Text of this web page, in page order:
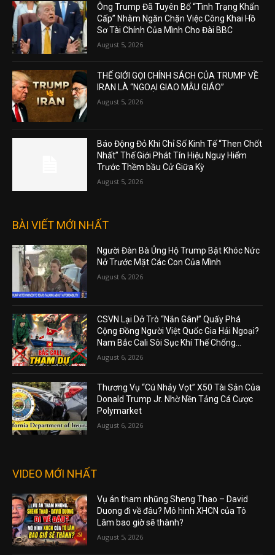
Ông Trump Đã Tuyên Bố “Tình Trạng Khẩn
Cấp” Nhằm Ngăn Chặn Việc Công Khai Hồ
Sơ Tài Chính Của Mình Cho Đài BBC
August 5, 2026
THẾ GIỚI GỌI CHÍNH SÁCH CỦA TRUMP VỀ
IRAN LÀ “NGOẠI GIAO MẪU GIÁO”
August 5, 2026
Báo Động Đỏ Khi Chỉ Số Kinh Tế “Then Chốt
Nhất” Thế Giới Phát Tín Hiệu Nguy Hiểm
Trước Thềm bầu Cử Giữa Kỳ
August 5, 2026
BÀI VIẾT MỚI NHẤT
Người Đàn Bà Ủng Hộ Trump Bật Khóc Nức
Nở Trước Mặt Các Con Của Mình
August 6, 2026
CSVN Lại Dở Trò “Nắn Gân!” Quấy Phá
Cộng Đồng Người Việt Quốc Gia Hải Ngoại?
Nam Bắc Cali Sôi Sục Khí Thế Chống...
August 6, 2026
Thương Vụ “Cú Nhảy Vọt” X50 Tài Sản Của
Donald Trump Jr. Nhờ Nền Tảng Cá Cược
Polymarket
August 6, 2026
VIDEO MỚI NHẤT
Vụ án tham nhũng Sheng Thao – David
Duong đi về đâu? Mô hình XHCN của Tô
Lâm bao giờ sẽ thành?
August 5, 2026